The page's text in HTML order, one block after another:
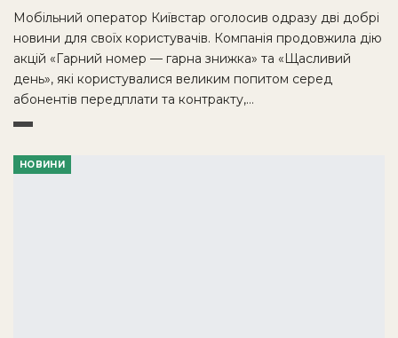
Мобільний оператор Київстар оголосив одразу дві добрі
новини для своїх користувачів. Компанія продовжила дію
акцій «Гарний номер — гарна знижка» та «Щасливий
день», які користувалися великим попитом серед
абонентів передплати та контракту,…
НОВИНИ